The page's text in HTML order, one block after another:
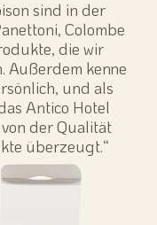
sind in der
Colombe
die wir
Außerdem kenne
und als
Antico Hotel
der Qualität
überzeugt.“